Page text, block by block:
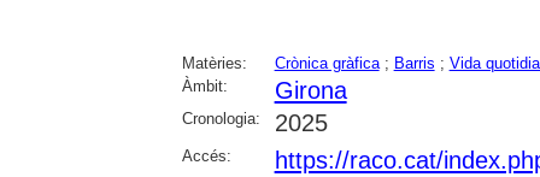
Matèries: Crònica gràfica; Barris ; Vida
Àmbit:
Girona
Cronologia: 2025
Accés: https://raco.cat/